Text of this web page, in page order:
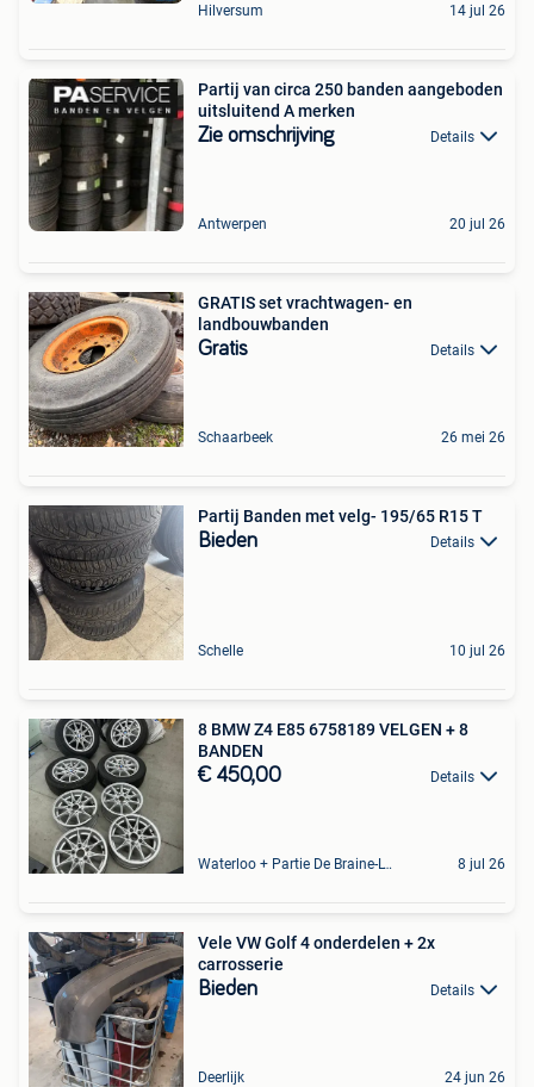
Hilversum 14 jul 26
Partij van circa 250 banden aangeboden
uitsluitend A merken
Zie omschrijving Details
Antwerpen 20 jul 26
GRATIS set vrachtwagen- en
landbouwbanden
Gratis Details
Schaarbeek 26 mei 26
Partij Banden met velg- 195/65 R15 T
Bieden Details
Schelle 10 jul 26
8 BMW Z4 E85 6758189 VELGEN + 8
BANDEN
€ 450,00 Details
Waterloo + Partie De Braine-L'Alleud, De Ohain 8 jul 26
Vele VW Golf 4 onderdelen + 2x
carrosserie
Bieden Details
Deerlijk 24 jun 26